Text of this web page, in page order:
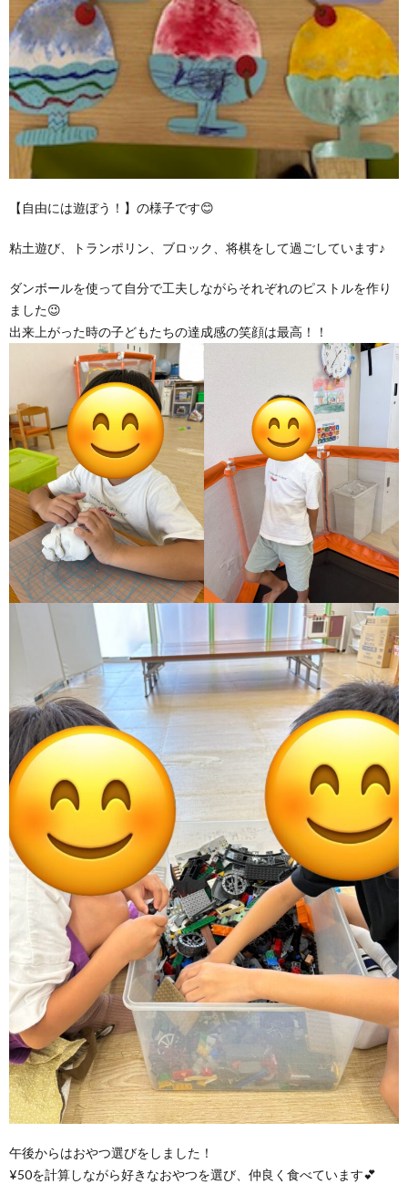
【自由には遊ぼう！】の様子です😊
粘土遊び、トランポリン、ブロック、将棋をして過ごしています♪
ダンボールを使って自分で工夫しながらそれぞれのピストルを作り
ました😉
出来上がった時の子どもたちの達成感の笑顔は最高！！
午後からはおやつ選びをしました！
¥50を計算しながら好きなおやつを選び、仲良く食べています💕